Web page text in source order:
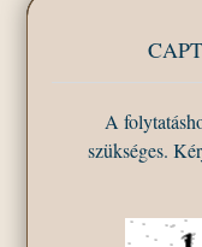
A
szükséges.